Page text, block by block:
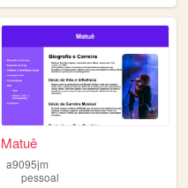
Matuê
a9095jm
pessoal